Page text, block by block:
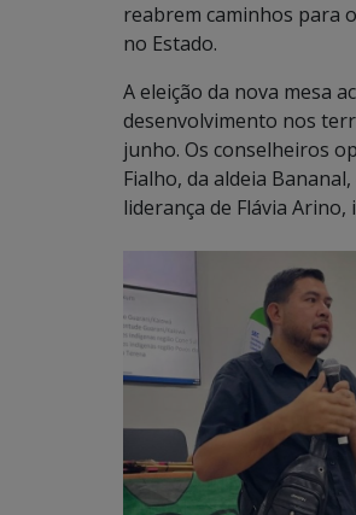
reabrem caminhos para
no Estado.
A eleição da nova mesa
desenvolvimento nos
junho. Os conselheiros
Fialho, da aldeia
liderança de Flávia